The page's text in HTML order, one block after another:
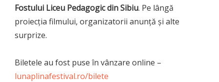
Fostului Liceu Pedagogic din Sibiu. Pe lângă
proiecția filmului, organizatorii anunță și alte
surprize.
Biletele au fost puse în vânzare online –
lunaplinafestival.ro/bilete